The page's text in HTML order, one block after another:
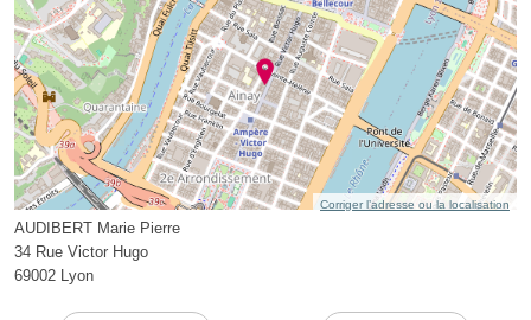
Corriger l’adresse ou la localisation
AUDIBERT Marie Pierre
34 Rue Victor Hugo
69002 Lyon